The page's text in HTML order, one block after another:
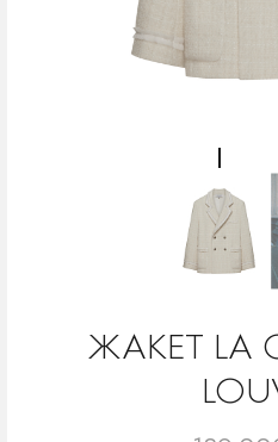
ЖАКЕТ LA